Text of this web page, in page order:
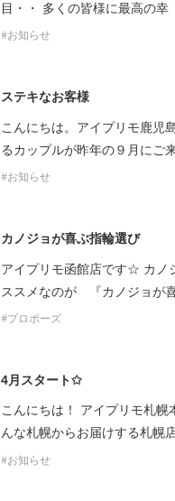
目・・ 多くの皆様に最高の
お知らせ
ステキなお客様
こんにちは。アイプリモ鹿児
るカップルが昨年の９月にご
お知らせ
カノジョが喜ぶ指輪選び
アイプリモ函館店です☆ カノ
ススメなのが 『カノジョが
プロポーズ
4月スタート✩
こんにちは！ アイプリモ札
んな札幌からお届けする札幌
お知らせ